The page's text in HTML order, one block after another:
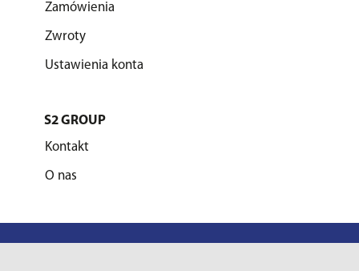
Zamówienia
Zwroty
Ustawienia konta
S2 GROUP
Kontakt
O nas